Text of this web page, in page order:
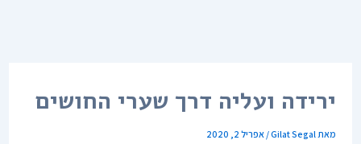
ירידה ועליה דרך שערי החושים
מאתGilat Segal
/ אפריל 2, 2020